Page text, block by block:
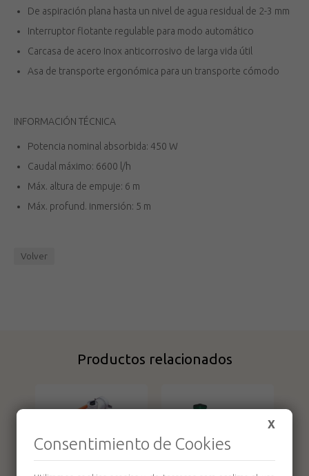
De aspiración plana hasta un nivel de agua residual de 2-3 mm
Interruptor flotante regulable para modo automático
Carcasa de acero Inox anticorrosivo de larga vida útil
Asa de transporte ergonómica para un transporte cómodo
INFORMACIÓN TÉCNICA
Potencia nominal absorbida: 450 W
Caudal máximo: 6600 l/h
Máx. altura de empuje: 6 m
Máx. profund. inmersión: 5 m
Volver
Productos relacionados
X
Consentimiento de Cookies